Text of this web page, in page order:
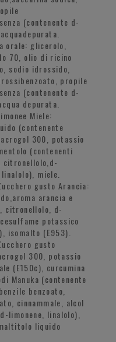
(contenente d-
orale: glicerolo,
70, olio di ricino
sodio idrossido,
propile
(contenente d-
depurata.
Miele:
(contenente
300, potassio
(contenenti
miele.
gusto Arancia:
arancia e
citronellolo, d-
potassico
isomalto (E953).
gusto
300, potassio
(E150c), curcumina
Manuka (contenente
benzoato,
cinnammale, alcol
limonene, linalolo),
liquido